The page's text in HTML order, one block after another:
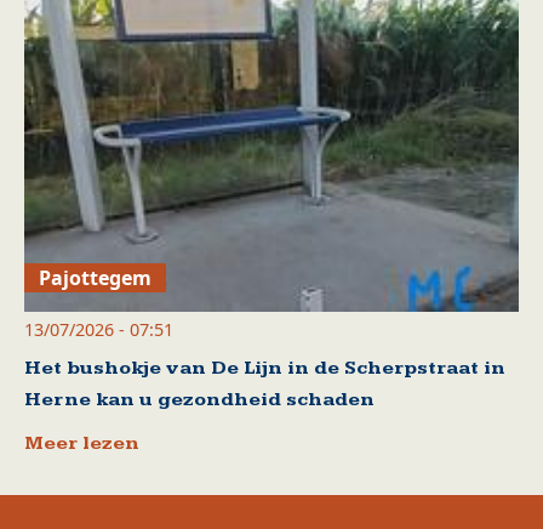
Pajottegem
13/07/2026 - 07:51
Het bushokje van De Lijn in de Scherpstraat in
Herne kan u gezondheid schaden
Meer lezen